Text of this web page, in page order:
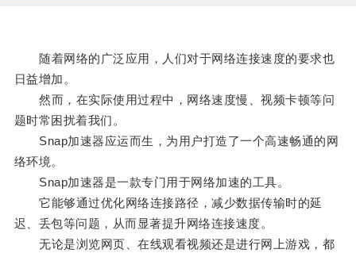
随着网络的广泛应用，人们对于网络连接速度的要求也
日益增加。
然而，在实际使用过程中，网络速度慢、视频卡顿等问
题时常困扰着我们。
Snap加速器应运而生，为用户打造了一个高速畅通的网
络环境。
Snap加速器是一款专门用于网络加速的工具。
它能够通过优化网络连接路径，减少数据传输时的延
迟、丢包等问题，从而显著提升网络连接速度。
无论是浏览网页、在线观看视频还是进行网上游戏，都